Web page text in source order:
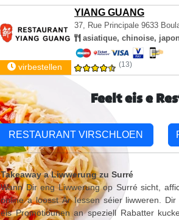
YIANG GUANG
37, Rue Principale 9633
asiatique, chinoise,
virbestellen (13)
Feelt eis e
RESTAURANT VIRSCHLOEN
Takeaway a Liwwerung zu Surré
Wann Dir eng Liwwerung op Surré sicht,
online a loosst Är Iessen séier liwweren. Dir
eis Promotiounen an speziell Rabatter